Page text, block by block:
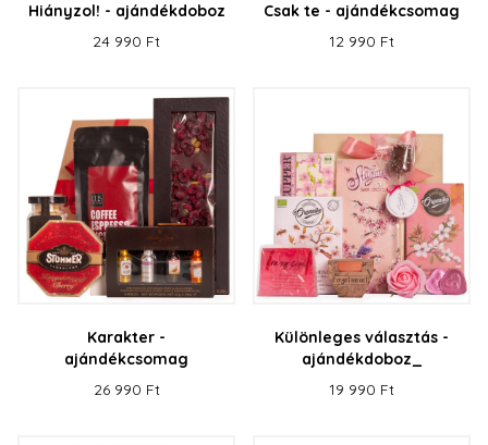
Hiányzol! - ajándékdoboz
24 990 Ft
Csak te - ajándékcsomag
12 990 Ft
Karakter -
ajándékcsomag
26 990 Ft
Különleges választás -
ajándékdoboz_
19 990 Ft